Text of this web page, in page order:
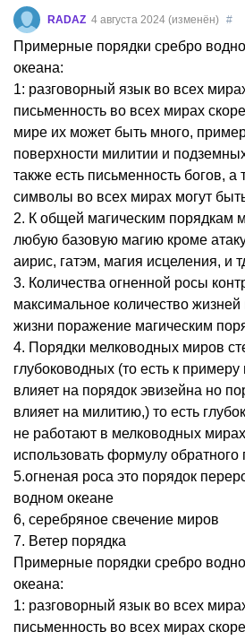
RADAZ 4 августа 2024 (изменён) #
Примерные порядки сребро
океана:
1: разговорный язык во всех
письменность во всех мирах
мире их может быть много,
поверхности милитии и
также есть письменность богов, а
символы во всех мирах могут
2. К общей магическим порядкам
любую базовую магию кроме
аирис, гатэм, магия исцеления, и
3. Количества огненной росы
максимальное количество
жизни поражение магическим
4. Порядки мелководных миров
глубоководных (то есть к
влияет на порядок эвизейна но
влияет на милитию,) то есть
не работают в мелководных
использовать формулу обратного
5.огненая роса это порядок
водном океане
6, серебряное свечение миров
7. Ветер порядка
Примерные порядки сребро
океана:
1: разговорный язык во всех
письменность во всех мирах